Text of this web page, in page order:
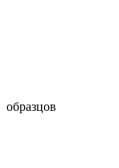
образцов